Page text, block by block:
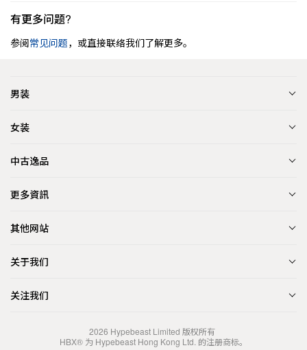
有更多问题?
参阅常见问题，或直接联络我们了解更多。
男装
女装
中古逸品
更多資訊
其他网站
关于我们
关注我们
2026 Hypebeast Limited 版权所有
HBX® 为 Hypebeast Hong Kong Ltd. 的注册商标。